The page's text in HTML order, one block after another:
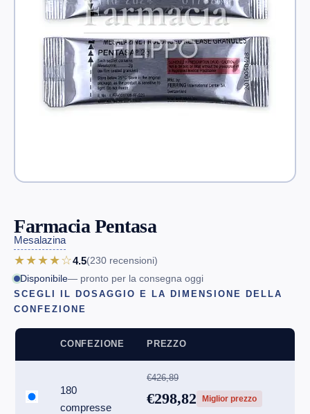
Farmacia Pentasa
Mesalazina
★★★★☆4.5(230 recensioni)
Disponibile— pronto per la consegna oggi
SCEGLI IL DOSAGGIO E LA DIMENSIONE DELLA
CONFEZIONE
CONFEZIONE PREZZO
180
compresse
€426,89
€298,82 Miglior prezzo